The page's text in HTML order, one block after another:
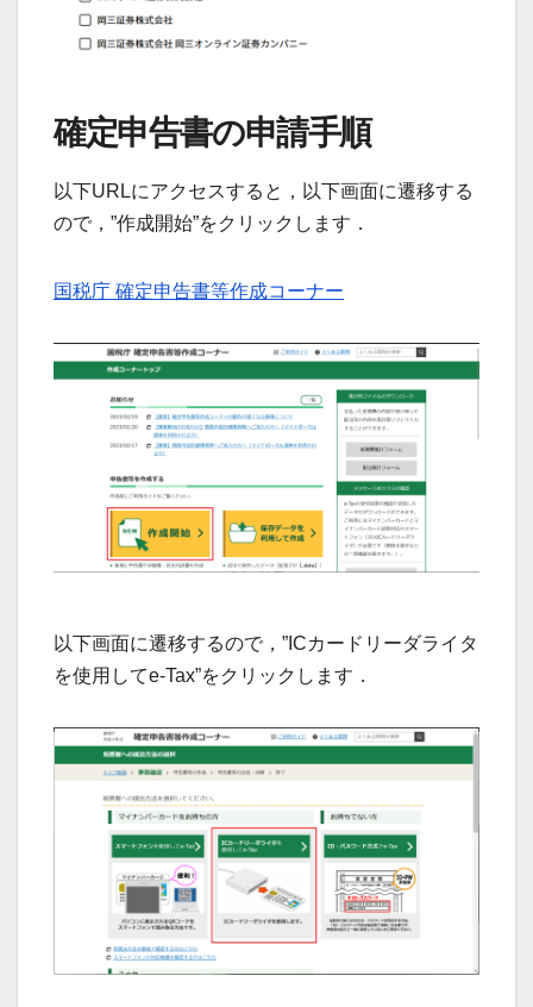
確定申告書の申請手順
以下URLにアクセスすると，以下画面に遷移する
ので，”作成開始”をクリックします．
国税庁 確定申告書等作成コーナー
以下画面に遷移するので，”ICカードリーダライタ
を使用してe-Tax”をクリックします．